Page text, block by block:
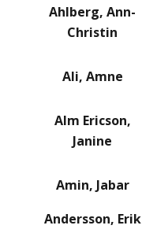
Ahlberg, Ann-
Christin
Ali, Amne
Alm Ericson,
Janine
Amin, Jabar
Andersson, Erik